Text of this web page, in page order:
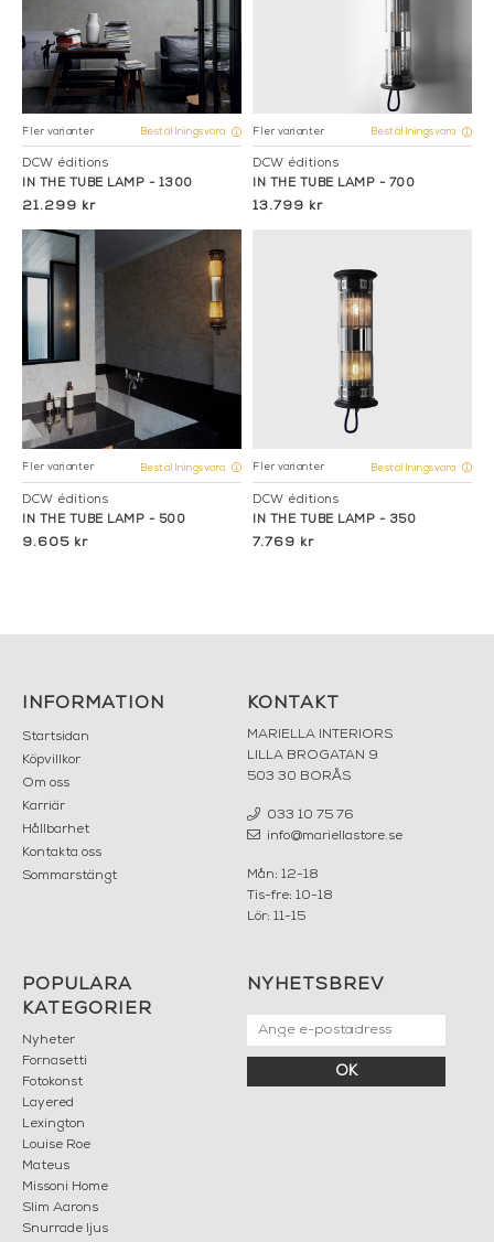
Fler varianter Beställningsvara
DCW éditions
IN THE TUBE LAMP - 1300
21.299 kr
Fler varianter Beställningsvara
DCW éditions
IN THE TUBE LAMP - 700
13.799 kr
Fler varianter Beställningsvara
DCW éditions
IN THE TUBE LAMP - 500
9.605 kr
Fler varianter Beställningsvara
DCW éditions
IN THE TUBE LAMP - 350
7.769 kr
INFORMATION
Startsidan
Köpvillkor
Om oss
Karriär
Hållbarhet
Kontakta oss
Sommarstängt
KONTAKT
MARIELLA INTERIORS
LILLA BROGATAN 9
503 30 BORÅS
033 10 75 76
info@mariellastore.se
Mån: 12-18
Tis-fre: 10-18
Lör: 11-15
POPULÄRA
KATEGORIER
Nyheter
Fornasetti
Fotokonst
Layered
Lexington
Louise Roe
Mateus
Missoni Home
Slim Aarons
Snurrade ljus
NYHETSBREV
OK